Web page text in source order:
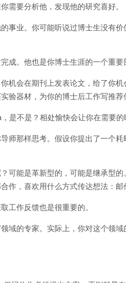
需要分析他，发现他的研究喜好。
事业。你可能听说过博士生没有
成。他也是你博士生涯的一个重要
机会在期刊上发表论文，给了你
验器材，为你的博士后工作写推荐
是不是？相处愉快会让你在需要的
师那样思考。假设你提出了一个
可能是革新型的，可能是继承型
作，喜欢用什么方式传达想法：邮
工作反馈也是很重要的。
域的专家。实际上，你对这个领